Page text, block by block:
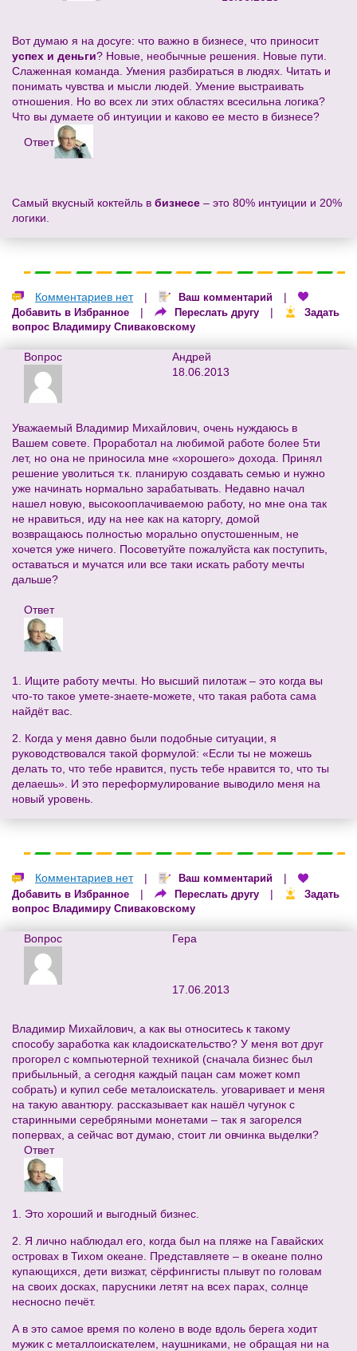
Вот думаю я на досуге: что важно в бизнесе, что приносит
успех и деньги? Новые, необычные решения. Новые пути.
Слаженная команда. Умения разбираться в людях. Читать и
понимать чувства и мысли людей. Умение выстраивать
отношения. Но во всех ли этих областях всесильна логика?
Что вы думаете об интуиции и каково ее место в бизнесе?
Ответ
Самый вкусный коктейль в бизнесе – это 80% интуиции и 20%
логики.
Комментариев нет | Ваш комментарий |
Добавить в Избранное | Переслать другу |
Задать
вопрос Владимиру Спиваковскому
Вопрос
Андрей
18.06.2013
Уважаемый Владимир Михайлович, очень нуждаюсь в
Вашем совете. Проработал на любимой работе более 5ти
лет, но она не приносила мне «хорошего» дохода. Принял
решение уволиться т.к. планирую создавать семью и нужно
уже начинать нормально зарабатывать. Недавно начал
нашел новую, высокооплачиваемою работу, но мне она так
не нравиться, иду на нее как на каторгу, домой
возвращаюсь полностью морально опустошенным, не
хочется уже ничего. Посоветуйте пожалуйста как поступить,
оставаться и мучатся или все таки искать работу мечты
дальше?
Ответ
1. Ищите работу мечты. Но высший пилотаж – это когда вы
что-то такое умете-знаете-можете, что такая работа сама
найдёт вас.
2. Когда у меня давно были подобные ситуации, я
руководствовался такой формулой: «Если ты не можешь
делать то, что тебе нравится, пусть тебе нравится то, что ты
делаешь». И это переформулирование выводило меня на
новый уровень.
Комментариев нет | Ваш комментарий |
Добавить в Избранное | Переслать другу |
Задать
вопрос Владимиру Спиваковскому
Вопрос Гера
17.06.2013
Владимир Михайлович, а как вы относитесь к такому
способу заработка как кладоискательство? У меня вот друг
прогорел с компьютерной техникой (сначала бизнес был
прибыльный, а сегодня каждый пацан сам может комп
собрать) и купил себе металоискатель. уговаривает и меня
на такую авантюру. рассказывает как нашёл чугунок с
старинными серебряными монетами – так я загорелся
попервах, а сейчас вот думаю, стоит ли овчинка выделки?
Ответ
1. Это хороший и выгодный бизнес.
2. Я лично наблюдал его, когда был на пляже на Гавайских
островах в Тихом океане. Представляете – в океане полно
купающихся, дети визжат, сёрфингисты плывут по головам
на своих досках, парусники летят на всех парах, солнце
несносно печёт.
А в это самое время по колено в воде вдоль берега ходит
мужик с металлоискателем, наушниками, не обращая ни на